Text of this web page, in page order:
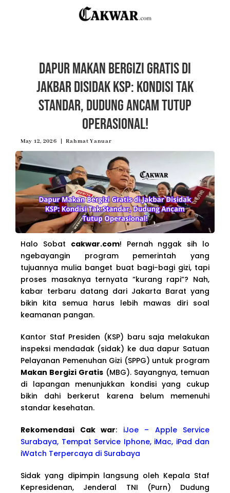
Dapur Makan Bergizi Gratis di
Jakbar Disidak KSP: Kondisi Tak
Standar, Dudung Ancam Tutup
Operasional!
May 12, 2026 Rahmat Yanuar
Halo Sobat cakwar.com! Pernah nggak sih lo
ngebayangin program pemerintah yang
tujuannya mulia banget buat bagi-bagi gizi, tapi
proses masaknya ternyata “kurang rapi”? Nah,
kabar terbaru datang dari Jakarta Barat yang
bikin kita semua harus lebih mawas diri soal
keamanan pangan.
Kantor Staf Presiden (KSP) baru saja melakukan
inspeksi mendadak (sidak) ke dua dapur Satuan
Pelayanan Pemenuhan Gizi (SPPG) untuk program
Makan Bergizi Gratis (MBG). Sayangnya, temuan
di lapangan menunjukkan kondisi yang cukup
bikin dahi berkerut karena belum memenuhi
standar kesehatan.
Rekomendasi Cak war: iJoe – Apple Service
Surabaya, Tempat Service Iphone, iMac, iPad dan
iWatch Terpercaya di Surabaya
Sidak yang dipimpin langsung oleh Kepala Staf
Kepresidenan, Jenderal TNI (Purn) Dudung